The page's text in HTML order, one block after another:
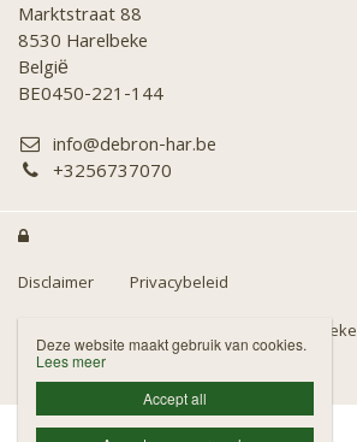
Marktstraat 88
8530 Harelbeke
België
BE0450-221-144
info@debron-har.be
+3256737070

Disclaimer
Privacybeleid
Fotografie door kon Fotoclub Diafo Harelbeke
Deze website maakt gebruik van cookies.
Lees meer
Accept all